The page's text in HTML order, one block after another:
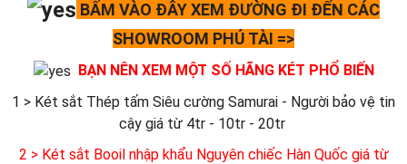
BẤM VÀO ĐÂY XEM ĐƯỜNG ĐI ĐẾN CÁC
SHOWROOM PHÚ TÀI =>
BẠN NÊN XEM MỘT SỐ HÃNG KÉT PHỔ BIẾN
1 > Két sắt Thép tấm Siêu cường Samurai - Người bảo vệ tin
cậy giá từ 4tr - 10tr - 20tr
2 > Két sắt Booil nhập khẩu Nguyên chiếc Hàn Quốc giá từ